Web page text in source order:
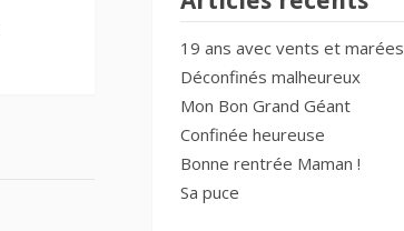
19 ans avec vents et marées
Déconfinés malheureux
Mon Bon Grand Géant
Confinée heureuse
Bonne rentrée Maman !
Sa puce